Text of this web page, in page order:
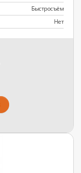
Быстросъём
Нет